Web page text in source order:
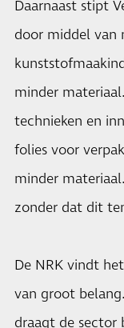
Daarnaast stipt
door middel van
minder
technieken en
folies voor
minder
zonder dat dit
De NRK vindt
van groot
draagt de sector